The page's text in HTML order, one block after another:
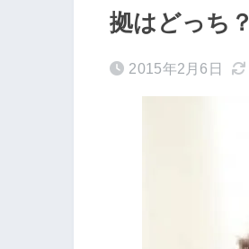
拠はどっち？
2015年2月6日